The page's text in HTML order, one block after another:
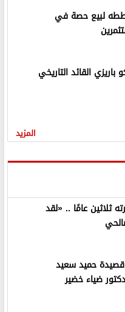
لبيع حصة في
باريزي القائد التاريخي
المزيد
ثلاثين عامًا .. «لقد
حميد سعيد
ضياء خضير